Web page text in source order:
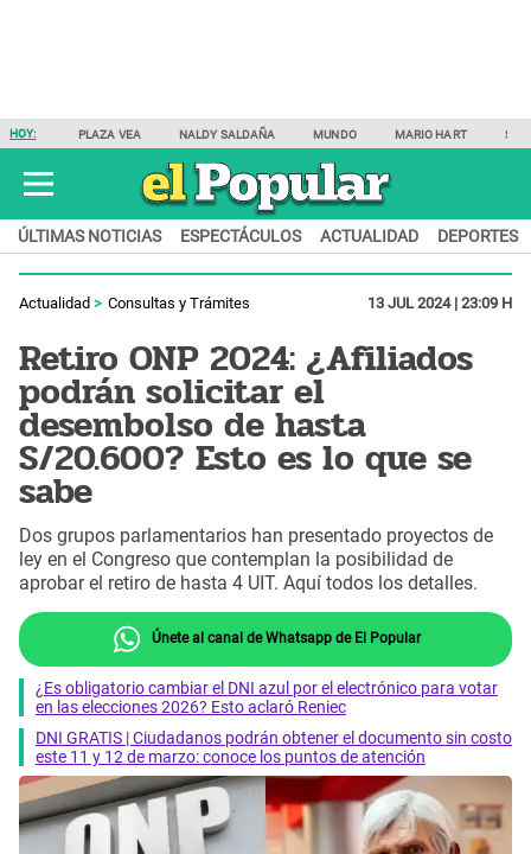
HOY: PLAZA VEA NALDY SALDAÑA MUNDO MARIO HART
ÚLTIMAS NOTICIAS ESPECTÁCULOS ACTUALIDAD DEPORTES
Actualidad Consultas y Trámites 13 JUL 2024 | 23:09 H
Retiro ONP 2024: ¿Afiliados
podrán solicitar el
desembolso de hasta
S/20.600? Esto es lo que se
sabe
Dos grupos parlamentarios han presentado proyectos de
ley en el Congreso que contemplan la posibilidad de
aprobar el retiro de hasta 4 UIT. Aquí todos los detalles.
Únete al canal de Whatsapp de El Popular
¿Es obligatorio cambiar el DNI azul por el electrónico para votar
en las elecciones 2026? Esto aclaró Reniec
DNI GRATIS | Ciudadanos podrán obtener el documento sin costo
este 11 y 12 de marzo: conoce los puntos de atención